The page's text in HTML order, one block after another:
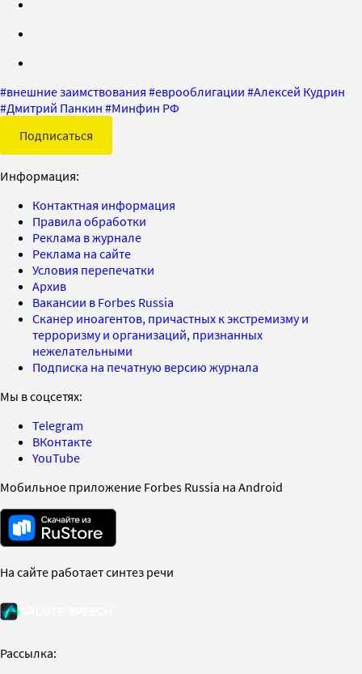
#внешние заимствования #еврооблигации #Алексей Кудрин
#Дмитрий Панкин #Минфин РФ
Подписаться
Информация:
Контактная информация
Правила обработки
Реклама в журнале
Реклама на сайте
Условия перепечатки
Архив
Вакансии в Forbes Russia
Сканер иноагентов, причастных к экстремизму и
терроризму и организаций, признанных
нежелательными
Подписка на печатную версию журнала
Мы в соцсетях:
Telegram
ВКонтакте
YouTube
Мобильное приложение Forbes Russia на Android
На сайте работает синтез речи
Рассылка: